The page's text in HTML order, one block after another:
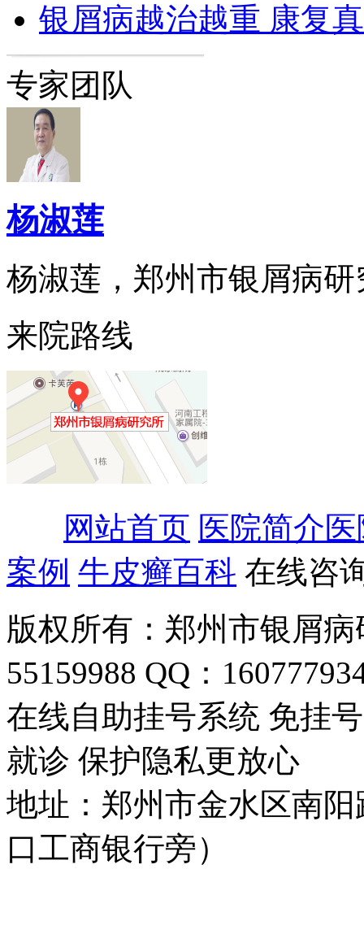
银屑病越治越重 康复
专家团队
杨淑莲
杨淑莲，郑州市银屑病
来院路线
网站首页 医院简介
案例 牛皮癣百科 在线咨
版权所有：郑州市银屑
55159988 QQ：
在线自助挂号系统 免挂
就诊 保护隐私更放心
地址：郑州市金水区南
口工商银行旁）